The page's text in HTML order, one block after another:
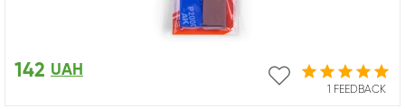
1 FEEDBACK
142 UAH